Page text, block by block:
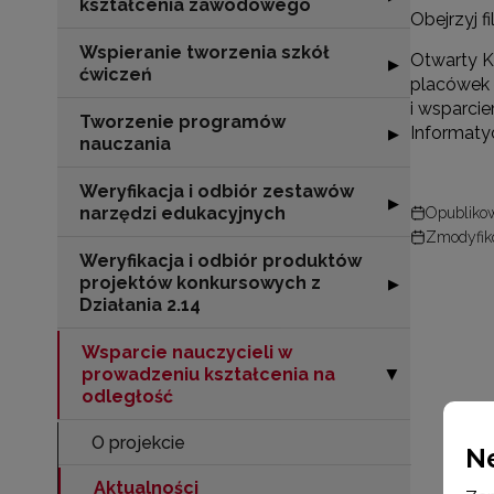
kształcenia zawodowego
Wspieranie tworzenia szkół
ćwiczeń
Rozwiń sekcję
▶
Tworzenie programów
nauczania
Rozwiń sekcję
▶
Weryfikacja i odbiór zestawów
narzędzi edukacyjnych
Rozwiń sekcję
▶
Weryfikacja i odbiór produktów
projektów konkursowych z
Działania 2.14
Rozwiń sekcję
▶
Wsparcie nauczycieli w
prowadzeniu kształcenia na
odległość
Zwiń sekcję
▶
O projekcie
Aktualności
Obejrzyj
Otwarty
placówek
i